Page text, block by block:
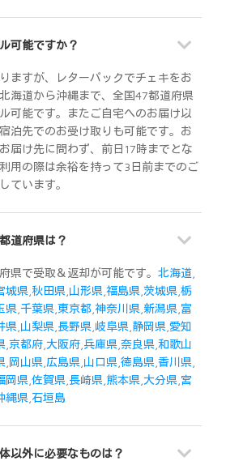
可能ですか？
ますが、レターパックでチェキをお
海道から沖縄まで、全国47都道府県
可能です。またご自宅へのお届け以
泊先でのお受け取りも可能です。お
届け先に問わず、前日17時までとな
用の際は余裕を持って3日前までのご
ています。
道府県は？
県で受取＆返却が可能です。 北海道
城県 秋田県 山形県 福島県 茨城県 栃
県 千葉県 東京都 神奈川県 新潟県 富
県 山梨県 長野県 岐阜県 静岡県 愛知
京都府 大阪府 兵庫県 奈良県 和歌山
岡山県 広島県 山口県 徳島県 香川県
岡県 佐賀県 長崎県 熊本県 大分県 宮
縄県 石垣島
以外に必要なものは？